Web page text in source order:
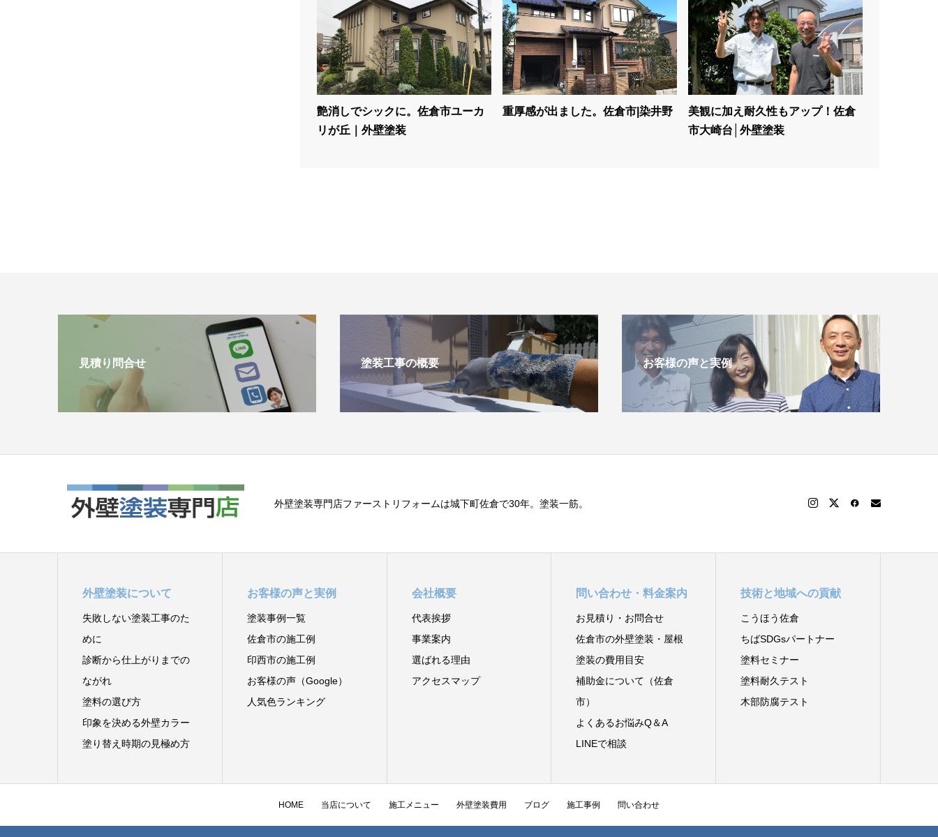
艶消しでシックに。佐倉市ユーカ
リが丘｜外壁塗装
重厚感が出ました。佐倉市|染井野
美観に加え耐久性もアップ！佐倉
市大崎台│外壁塗装
見積り問合せ 塗装工事の概要 お客様の声と実例
外壁塗装専門店ファーストリフォームは城下町佐倉で30年。塗装一筋。
外壁塗装について
失敗しない塗装工事のた
めに
診断から仕上がりまでの
ながれ
塗料の選び方
印象を決める外壁カラー
塗り替え時期の見極め方
お客様の声と実例
塗装事例一覧
佐倉市の施工例
印西市の施工例
お客様の声（Google）
人気色ランキング
会社概要
代表挨拶
事業案内
選ばれる理由
アクセスマップ
問い合わせ・料金案内
お見積り・お問合せ
佐倉市の外壁塗装・屋根
塗装の費用目安
補助金について（佐倉
市）
よくあるお悩みQ＆A
LINEで相談
技術と地域への貢献
こうほう佐倉
ちばSDGsパートナー
塗料セミナー
塗料耐久テスト
木部防腐テスト
HOME 当店について 施工メニュー 外壁塗装費用 ブログ 施工事例 問い合わせ